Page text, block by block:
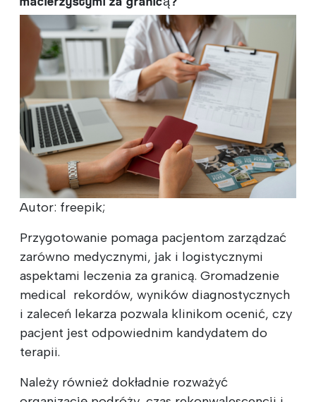
Autor: freepik;
Przygotowanie pomaga pacjentom zarządzać
zarówno medycznymi, jak i logistycznymi
aspektami leczenia za granicą. Gromadzenie
m‍edic‍al ‍ rekordów, wyników diagnostycznych
i zaleceń lekarza pozwala klinikom ocenić, czy
pacjent jest odpowiednim kandydatem do
terapii.
Należy również dokładnie rozważyć